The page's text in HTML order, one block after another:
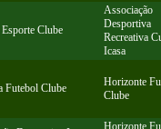
Clube
Associação
Desportiva
Recreativa
Icasa
Futebol Clube
Horizonte
Clube
Horizonte